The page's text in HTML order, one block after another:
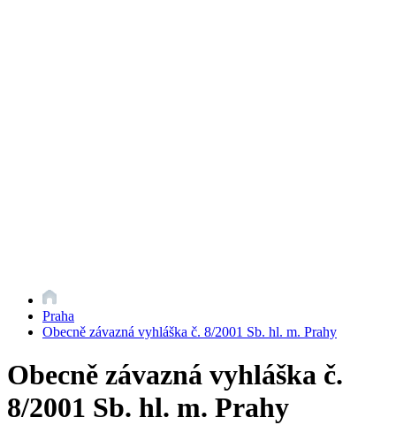
Praha
Obecně závazná vyhláška č. 8/2001 Sb. hl. m. Prahy
Obecně závazná vyhláška č.
8/2001 Sb. hl. m. Prahy